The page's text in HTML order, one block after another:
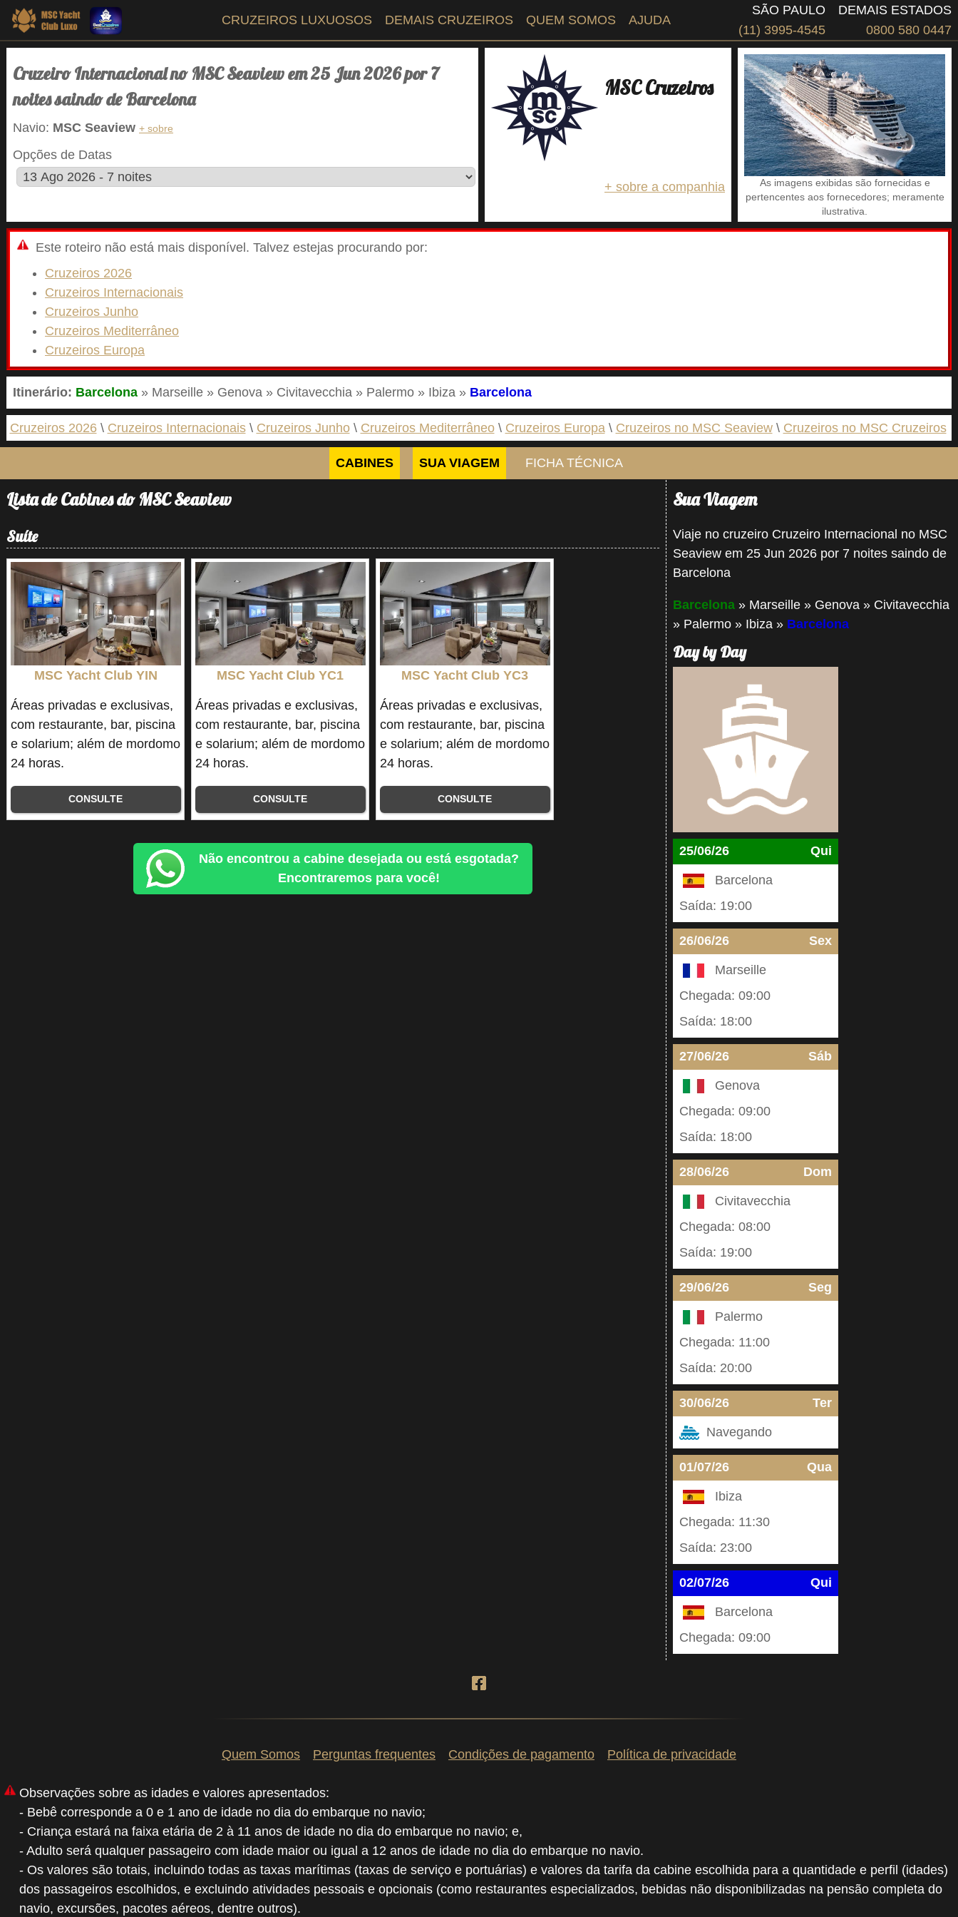
DEMAIS ESTADOS
0800 580 0447
SÃO PAULO
(11) 3995-4545
CRUZEIROS LUXUOSOS DEMAIS CRUZEIROS QUEM SOMOS AJUDA
Cruzeiro Internacional no MSC Seaview em 25 Jun 2026 por 7
noites saindo de Barcelona
Navio: MSC Seaview + sobre
Opções de Datas
MSC Cruzeiros
+ sobre a companhia
As imagens exibidas são fornecidas e
pertencentes aos fornecedores; meramente
ilustrativa.
Este roteiro não está mais disponível. Talvez estejas procurando por:
Cruzeiros 2026
Cruzeiros Internacionais
Cruzeiros Junho
Cruzeiros Mediterrâneo
Cruzeiros Europa
Itinerário: Barcelona » Marseille » Genova » Civitavecchia » Palermo » Ibiza » Barcelona
Cruzeiros 2026 Cruzeiros Internacionais Cruzeiros Junho Cruzeiros Mediterrâneo Cruzeiros Europa Cruzeiros no MSC Seaview Cruzeiros no MSC Cruzeiros
CABINES SUA VIAGEM FICHA TÉCNICA
Lista de Cabines do MSC Seaview
Suíte
MSC Yacht Club YIN
Áreas privadas e exclusivas,
com restaurante, bar, piscina
e solarium; além de mordomo
24 horas.
CONSULTE
MSC Yacht Club YC1
Áreas privadas e exclusivas,
com restaurante, bar, piscina
e solarium; além de mordomo
24 horas.
CONSULTE
MSC Yacht Club YC3
Áreas privadas e exclusivas,
com restaurante, bar, piscina
e solarium; além de mordomo
24 horas.
CONSULTE
Não encontrou a cabine desejada ou está esgotada?
Encontraremos para você!
Sua Viagem
Viaje no cruzeiro Cruzeiro Internacional no MSC
Seaview em 25 Jun 2026 por 7 noites saindo de
Barcelona
Barcelona » Marseille » Genova » Civitavecchia
» Palermo » Ibiza » Barcelona
Day by Day
25/06/26 Qui
Barcelona
Saída: 19:00
26/06/26 Sex
Marseille
Chegada: 09:00
Saída: 18:00
27/06/26 Sáb
Genova
Chegada: 09:00
Saída: 18:00
28/06/26 Dom
Civitavecchia
Chegada: 08:00
Saída: 19:00
29/06/26 Seg
Palermo
Chegada: 11:00
Saída: 20:00
30/06/26 Ter
Navegando
01/07/26 Qua
Ibiza
Chegada: 11:30
Saída: 23:00
02/07/26 Qui
Barcelona
Chegada: 09:00
Quem Somos Perguntas frequentes Condições de pagamento Política de privacidade
Observações sobre as idades e valores apresentados:
- Bebê corresponde a 0 e 1 ano de idade no dia do embarque no navio;
- Criança estará na faixa etária de 2 à 11 anos de idade no dia do embarque no navio; e,
- Adulto será qualquer passageiro com idade maior ou igual a 12 anos de idade no dia do embarque no navio.
- Os valores são totais, incluindo todas as taxas marítimas (taxas de serviço e portuárias) e valores da tarifa da cabine escolhida para a quantidade e perfil (idades)
dos passageiros escolhidos, e excluindo atividades pessoais e opcionais (como restaurantes especializados, bebidas não disponibilizadas na pensão completa do
navio, excursões, pacotes aéreos, dentre outros).